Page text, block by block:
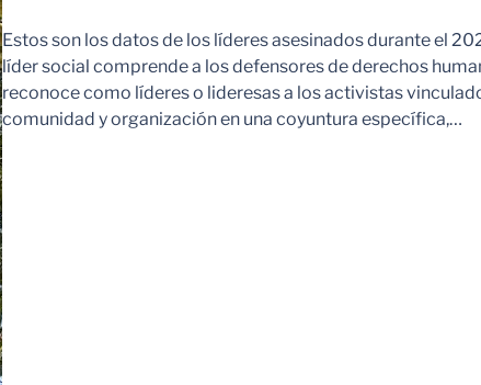
Estos son los datos de los líderes asesinados durante el
líder social comprende a los defensores de derechos
reconoce como líderes o lideresas a los activistas
comunidad y organización en una coyuntura específica,…